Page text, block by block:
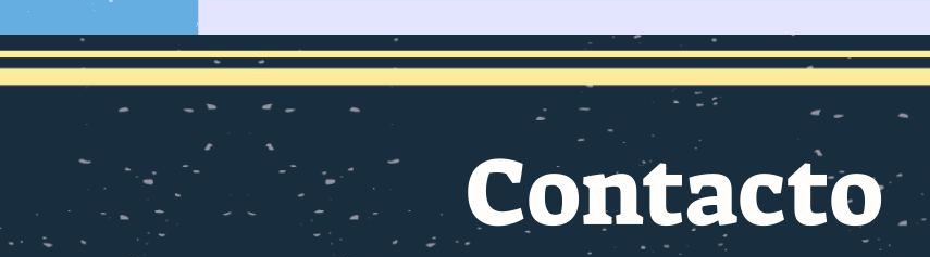
CONSTRUYENDO PAÍS
MARÍTIMO
LA JUSTICIA ESPECIAL
PARA LA PAZ (JEP)
Contacto